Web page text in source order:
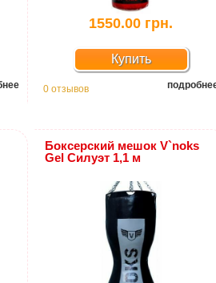
1550.00 грн.
Купить
0 отзывов
Боксерский мешок V`noks
Gel Силуэт 1,1 м